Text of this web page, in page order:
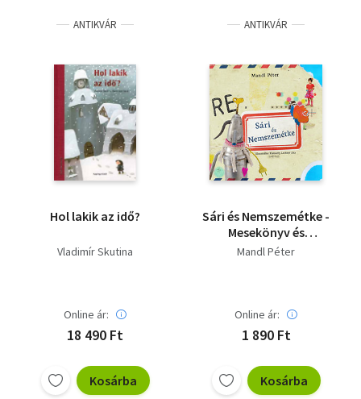
ANTIKVÁR
Hol lakik az idő?
Vladimír Skutina
Online ár:
18 490 Ft
Kosárba
ANTIKVÁR
Sári és Nemszemétke -
Mesekönyv és
munkafüzet
Mandl Péter
Online ár:
1 890 Ft
Kosárba